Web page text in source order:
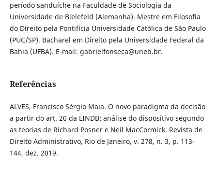
período sanduíche na Faculdade de Sociologia da
Universidade de Bielefeld (Alemanha). Mestre em Filosofia
do Direito pela Pontifícia Universidade Católica de São Paulo
(PUC/SP). Bacharel em Direito pela Universidade Federal da
Bahia (UFBA). E-mail: gabrielfonseca@uneb.br.
Referências
ALVES, Francisco Sérgio Maia. O novo paradigma da decisão
a partir do art. 20 da LINDB: análise do dispositivo segundo
as teorias de Richard Posner e Neil MacCormick. Revista de
Direito Administrativo, Rio de Janeiro, v. 278, n. 3, p. 113-
144, dez. 2019.